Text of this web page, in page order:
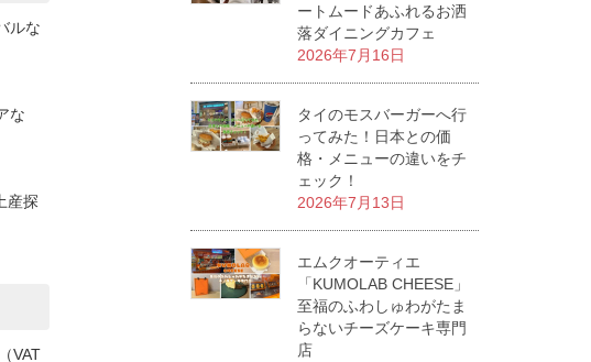
ルな
な
産探
VAT
ートムードあふれるお洒
落ダイニングカフェ
2026年7月16日
タイのモスバーガーへ行
ってみた！日本との価
格・メニューの違いをチ
ェック！
2026年7月13日
エムクオーティエ
「KUMOLAB CHEESE」
至福のふわしゅわがたま
らないチーズケーキ専門
店